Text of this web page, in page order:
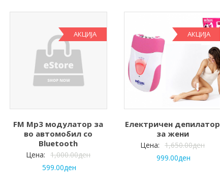
АКЦИЈА
FM Mp3 модулатор за
во автомобил со
Bluetooth
Цена: 1,000.00ден
599.00ден
АКЦИЈА
Електричен депилатор
за жени
Цена: 1,650.00ден
999.00ден